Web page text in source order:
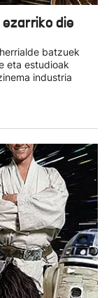
die
batzuek
eta estudioak
industria